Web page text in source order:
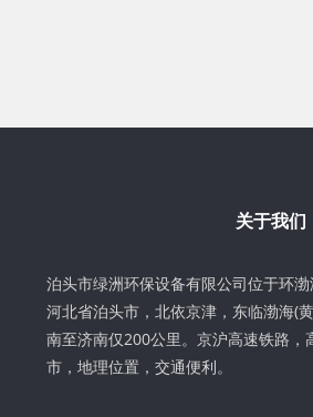
关于我们
泊头市绿洲环保设备有限公司位于环
河北省泊头市，北依京津，东临渤海(
南至济南仅200公里。京沪高速铁路，
市，地理位置，交通便利。